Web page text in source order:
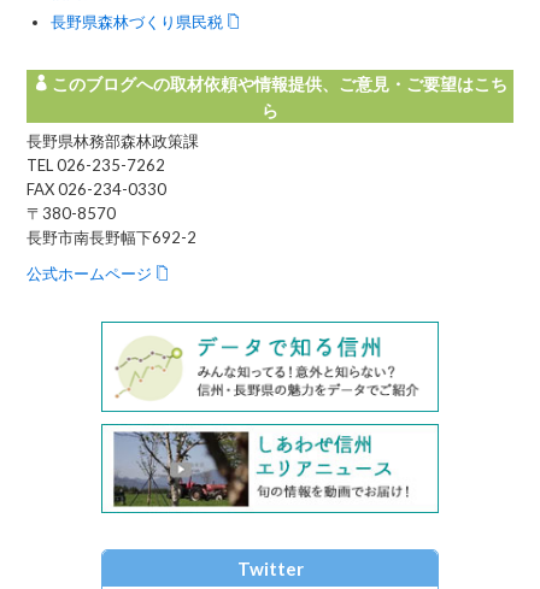
長野県森林づくり県民税
このブログへの取材依頼や情報提供、ご意見・ご要望はこち
ら
長野県林務部森林政策課
TEL 026-235-7262
FAX 026-234-0330
〒380-8570
長野市南長野幅下692-2
公式ホームページ
Twitter